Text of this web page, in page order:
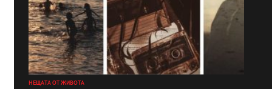
НЕЩАТА ОТ ЖИВОТА